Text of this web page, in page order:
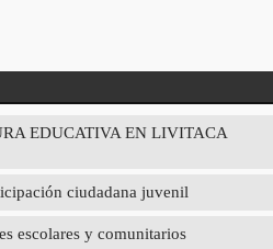
EDUCATIVA EN LIVITACA
ciudadana juvenil
escolares y comunitarios